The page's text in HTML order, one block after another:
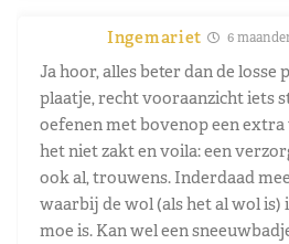
Ingemariet 6
Ja hoor, alles beter dan de losse
plaatje, recht vooraanzicht iets
oefenen met bovenop een
het niet zakt en voila: een
ook al, trouwens. Inderdaad
waarbij de wol (als het al wol
moe is. Kan wel een